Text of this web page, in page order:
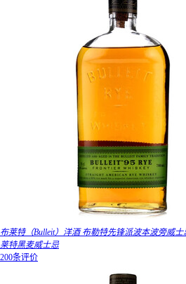
布莱特（Bulleit）洋酒 布勒特先锋派波本波旁威
莱特黑麦威士忌
200条评价